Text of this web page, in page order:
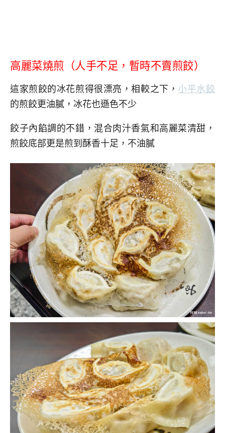
高麗菜燒煎（人手不足，暫時不賣煎餃）
這家煎餃的冰花煎得很漂亮，相較之下， 小平水餃
的煎餃更油膩，冰花也遜色不少
餃子內餡調的不錯，混合肉汁香氣和高麗菜清甜，
煎餃底部更是煎到酥香十足，不油膩